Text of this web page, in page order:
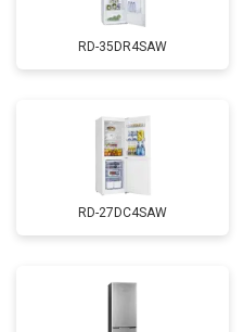
RD-35DR4SAW
RD-27DC4SAW